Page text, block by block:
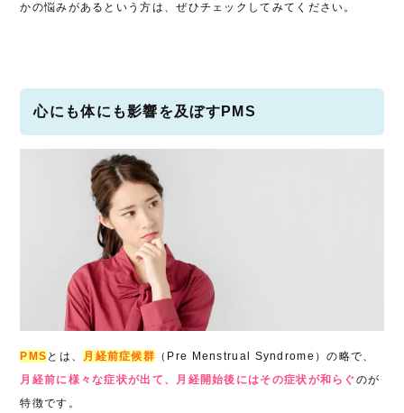
かの悩みがあるという方は、ぜひチェックしてみてください。
心にも体にも影響を及ぼすPMS
PMS とは、 月経前症候群 （Pre Menstrual Syndrome）の略で、
月経前に様々な症状が出て、月経開始後にはその症状が和らぐのが
特徴です。